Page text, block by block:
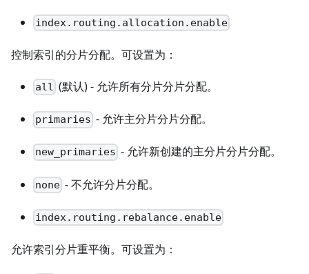
index.routing.allocation.enable
控制索引的分片分配。可设置为：
all (默认) - 允许所有分片分片分配。
primaries - 允许主分片分片分配。
new_primaries - 允许新创建的主分片分片分配。
none - 不允许分片分配。
index.routing.rebalance.enable
允许索引分片重平衡。可设置为：